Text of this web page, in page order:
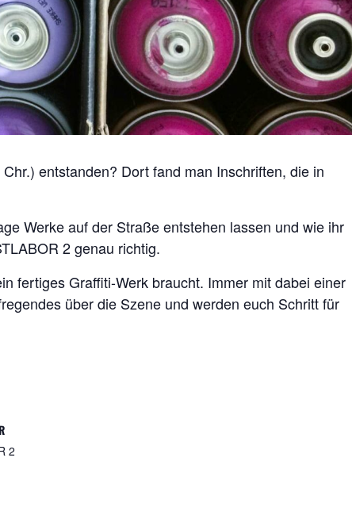
entstanden? Dort fand man Inschriften, die in
Werke auf der Straße entstehen lassen und wie ihr
2 genau richtig.
fertiges Graffiti-Werk braucht. Immer mit dabei einer
über die Szene und werden euch Schritt für
2